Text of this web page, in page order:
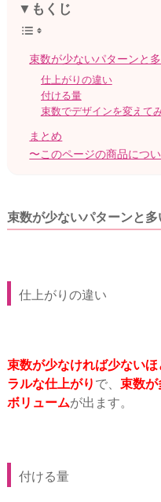
▼もくじ
束数が少ないパターンと
仕上がりの違い
付ける量
束数でデザインを変えて
まとめ
〜このページの商品につ
束数が少ないパターンと
仕上がりの違い
束数が少なければ少ない
ラルな仕上がり で、 束数が
ボリュームが出ます。
付ける量